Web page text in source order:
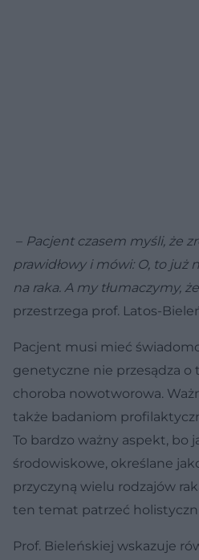
– Pacjent czasem myśli, że
prawidłowy i mówi: O, to już
na raka. A my tłumaczymy,
przestrzega prof. Latos-
Pacjent musi mieć
genetyczne nie przesądza o
choroba nowotworowa.
także badaniom
To bardzo ważny aspekt, bo
środowiskowe, określane
przyczyną wielu rodzajów
ten temat patrzeć
Prof. Bieleńskiej wskazuje